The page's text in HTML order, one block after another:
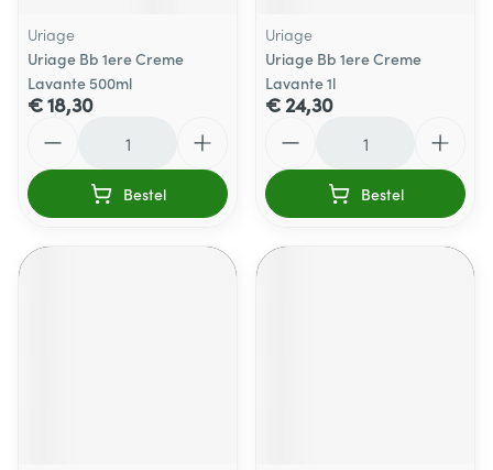
Uriage
Uriage Bb 1ere Creme
Lavante 500ml
€ 18,30
Bestel
Uriage
Uriage Bb 1ere Creme
Lavante 1l
€ 24,30
Bestel